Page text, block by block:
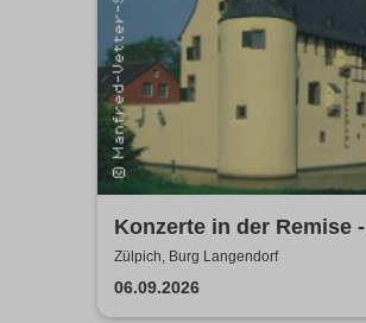
Konzerte in der Remise -
Burg Langendorf
Zülpich, Burg Langendorf
06.09.2026